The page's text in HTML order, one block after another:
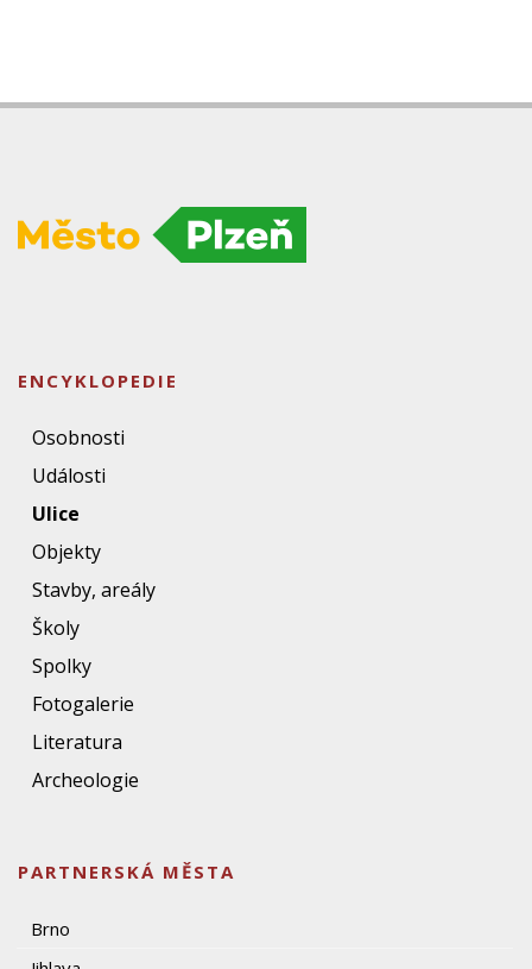
ENCYKLOPEDIE
Osobnosti
Události
Ulice
Objekty
Stavby, areály
Školy
Spolky
Fotogalerie
Literatura
Archeologie
PARTNERSKÁ MĚSTA
Brno